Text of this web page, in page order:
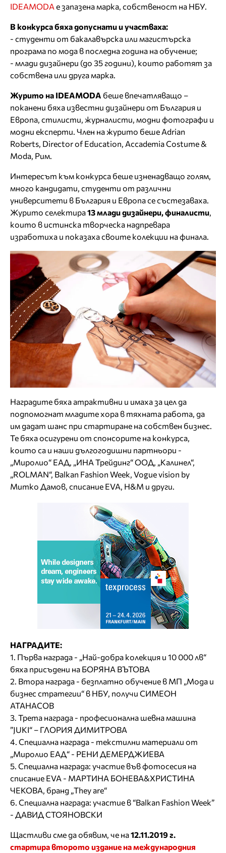
IDEAMODA е запазена марка, собственост на НБУ.
В конкурса бяха допуснати и участваха:
- студенти от бакалавърска или магистърска
програма по мода в последна година на обучение;
- млади дизайнери (до 35 години), които работят за
собствена или друга марка.
Журито на IDEAMODA беше впечатляващо –
поканени бяха известни дизайнери от България и
Европа, стилисти, журналисти, модни фотографи и
модни експерти. Член на журито беше Adrian
Roberts, Director of Education, Accademia Costume &
Moda, Рим.
Интересът към конкурса беше изненадващо голям,
много кандидати, студенти от различни
университети в България и Европа се състезаваха.
Журито селектира13 млади дизайнери, финалисти
които в истинска творческа надпревара
изработиха и показаха своите колекции на финала.
Наградите бяха атрактивни и имаха за цел да
подпомогнат младите хора в тяхната работа, да
им дадат шанс при стартиране на собствен бизнес.
Те бяха осигурени от спонсорите на конкурса,
които са и наши дългогодишни партньори -
„Миролио“ ЕАД, „ИНА Трейдинг“ ООД, „Калинел“,
„ROLMAN“, Balkan Fashion Week, Vogue vision by
Митко Дамов, списание EVA, H&M и други.
НАГРАДИТЕ:
1. Първа награда - „Най-добра колекция и 10 000 лв“
бяха присъдени на БОРЯНА ВЪТОВА
2. Втора награда - безплатно обучение в МП „Мода и
бизнес стратегии“ в НБУ, получи СИМЕОН
АТАНАСОВ
3. Трета награда - професионална шевна машина
”JUKI“ – ГЛОРИЯ ДИМИТРОВА
4. Специална награда - текстилни материали от
„Миролио ЕАД“ - РЕНИ ДЕМЕРДЖИЕВА
5. Специална награда: участие във фотосесия на
списание EVA - МАРТИНА БОНЕВА&ХРИСТИНА
ЧЕКОВА, бранд „They are“
6. Специална награда: участие в “Balkan Fashion Week”
- ДАВИД СТОЯНОВСКИ
Щастливи сме да обявим, че на12.11.2019 г.
стартира второто издание на международния